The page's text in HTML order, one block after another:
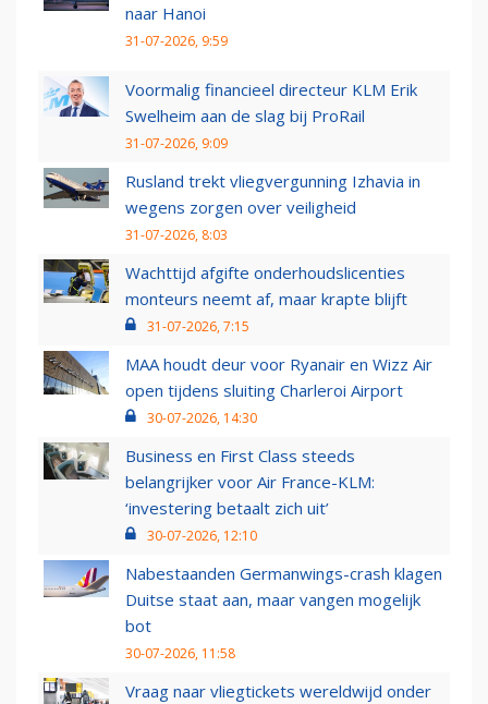
naar Hanoi
31-07-2026, 9:59
Voormalig financieel directeur KLM Erik
Swelheim aan de slag bij ProRail
31-07-2026, 9:09
Rusland trekt vliegvergunning Izhavia in
wegens zorgen over veiligheid
31-07-2026, 8:03
Wachttijd afgifte onderhoudslicenties
monteurs neemt af, maar krapte blijft
31-07-2026, 7:15
MAA houdt deur voor Ryanair en Wizz Air
open tijdens sluiting Charleroi Airport
30-07-2026, 14:30
Business en First Class steeds
belangrijker voor Air France-KLM:
‘investering betaalt zich uit’
30-07-2026, 12:10
Nabestaanden Germanwings-crash klagen
Duitse staat aan, maar vangen mogelijk
bot
30-07-2026, 11:58
Vraag naar vliegtickets wereldwijd onder